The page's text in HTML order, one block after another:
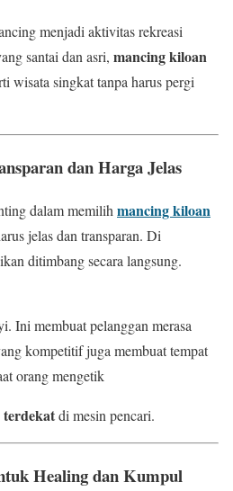
menjadi aktivitas rekreasi
santai dan asri, mancing kiloan
wisata singkat tanpa harus pergi
dan Harga Jelas
dalam memilihmancing kiloan
jelas dan transparan. Di
ditimbang secara langsung.
Ini membuat pelanggan merasa
kompetitif juga membuat tempat
orang mengetik
di mesin pencari.
Healing dan Kumpul